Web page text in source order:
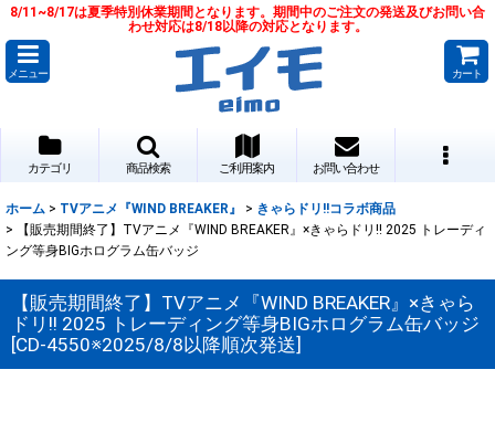
8/11~8/17は夏季特別休業期間となります。期間中のご注文の発送及びお問い合
わせ対応は8/18以降の対応となります。
メニュー カート
カテゴリ 商品検索 ご利用案内 お問い合わせ
ホーム > TVアニメ『WIND BREAKER』 > きゃらドリ!!コラボ商品
>
【販売期間終了】TVアニメ『WIND BREAKER』×きゃらドリ!! 2025 トレーディ
ング等身BIGホログラム缶バッジ
【販売期間終了】TVアニメ『WIND BREAKER』×きゃら
ドリ!! 2025 トレーディング等身BIGホログラム缶バッジ
[CD-4550※2025/8/8以降順次発送]